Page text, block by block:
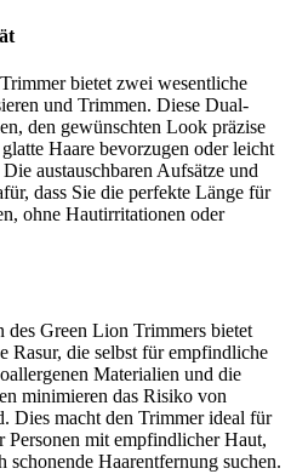
bietet zwei wesentliche
und Trimmen. Diese Dual-
den gewünschten Look präzise
Haare bevorzugen oder leicht
austauschbaren Aufsätze und
dass Sie die perfekte Länge für
ohne Hautirritationen oder
Green Lion Trimmers bietet
Rasur, die selbst für empfindliche
Materialien und die
minimieren das Risiko von
Dies macht den Trimmer ideal für
mit empfindlicher Haut,
Haarentfernung suchen.